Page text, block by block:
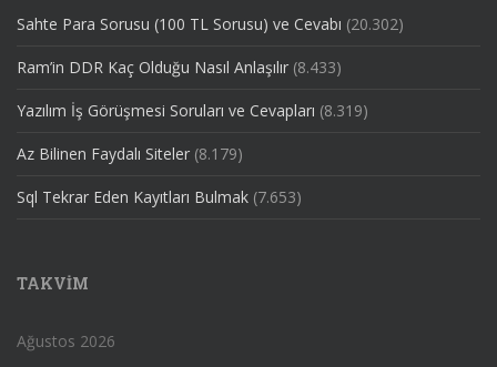
Sahte Para Sorusu (100 TL Sorusu) ve Cevabı (20.302)
Ram’in DDR Kaç Olduğu Nasıl Anlaşılır (8.433)
Yazılım İş Görüşmesi Soruları ve Cevapları (8.319)
Az Bilinen Faydalı Siteler (8.179)
Sql Tekrar Eden Kayıtları Bulmak (7.653)
TAKVIM
Ağustos 2026